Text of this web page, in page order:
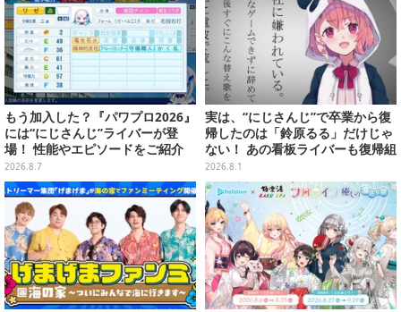
もう加入した？『パワプロ2026』
には“にじさんじ”ライバーが登
場！ 性能やエピソードをご紹介
2026.8.7
実は、“にじさんじ”で卒業から復
帰したのは「鈴原るる」だけじゃ
ない！ あの看板ライバーも復帰組
って知ってた？【特集】
2026.8.1